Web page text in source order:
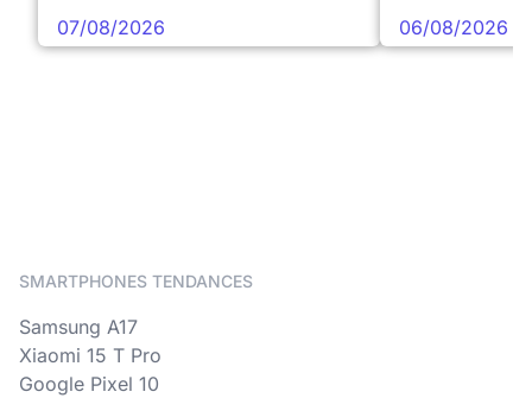
07/08/2026 06/08/2026
SMARTPHONES TENDANCES
Samsung A17
Xiaomi 15 T Pro
Google Pixel 10